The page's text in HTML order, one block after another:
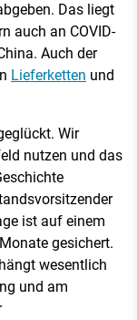
Das liegt
auch an COVID-
Auch der
Lieferketten und
Wir
nutzen und das
ist auf einem
gesichert.
wesentlich
und am